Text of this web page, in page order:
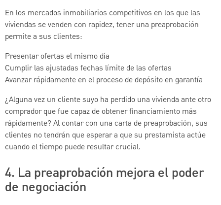
En los mercados inmobiliarios competitivos en los que las
viviendas se venden con rapidez, tener una preaprobación
permite a sus clientes:
Presentar ofertas el mismo día
Cumplir las ajustadas fechas límite de las ofertas
Avanzar rápidamente en el proceso de depósito en garantía
¿Alguna vez un cliente suyo ha perdido una vivienda ante otro
comprador que fue capaz de obtener financiamiento más
rápidamente? Al contar con una carta de preaprobación, sus
clientes no tendrán que esperar a que su prestamista actúe
cuando el tiempo puede resultar crucial.
4. La preaprobación mejora el poder
de negociación